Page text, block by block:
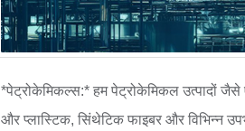
*पेट्रोकेमिकल्स:* हम पेट्रोकेमिकल उत्पादों जैसे
और प्लास्टिक, सिंथेटिक फाइबर और विभिन्न